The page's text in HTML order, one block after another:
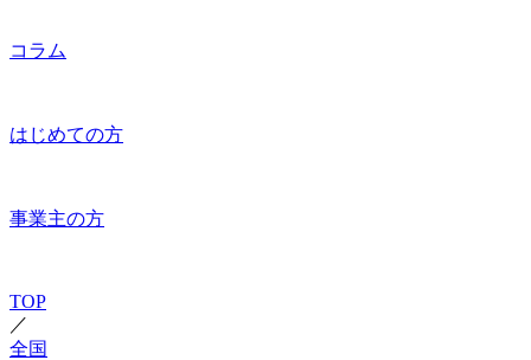
コラム
はじめての方
事業主の方
TOP
／
全国